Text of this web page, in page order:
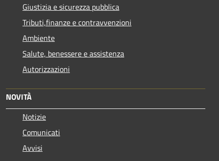
Giustizia e sicurezza pubblica
Tributi,finanze e contravvenzioni
Ambiente
Salute, benessere e assistenza
Autorizzazioni
NOVITÀ
Notizie
Comunicati
Avvisi